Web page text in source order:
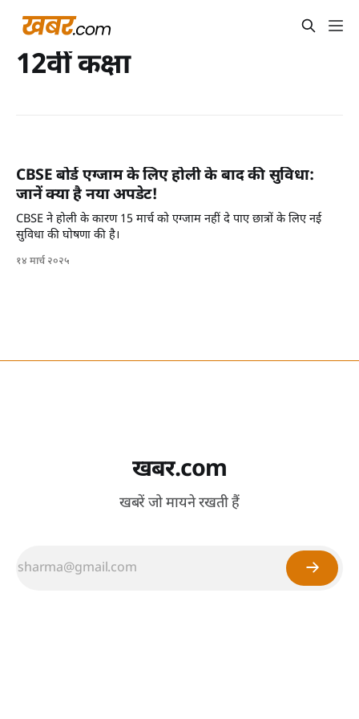
12वीं कक्षा
CBSE बोर्ड एग्जाम के लिए होली के बाद की सुविधा:
जानें क्या है नया अपडेट!
CBSE ने होली के कारण 15 मार्च को एग्जाम नहीं दे पाए छात्रों के लिए नई
सुविधा की घोषणा की है।
१४ मार्च २०२५
खबर.com
खबरें जो मायने रखती हैं